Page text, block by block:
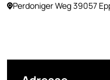
Perdoniger Weg 39057